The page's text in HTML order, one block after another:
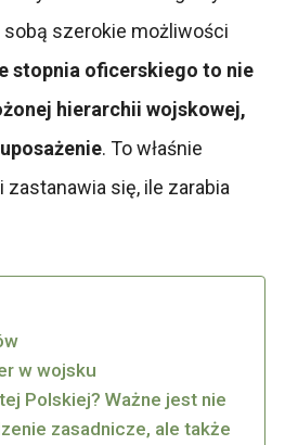
sobą szerokie możliwości
stopnia oficerskiego to nie
hierarchii wojskowej,
. To właśnie
się, ile zarabia
w wojsku
Polskiej? Ważne jest nie
zasadnicze, ale także